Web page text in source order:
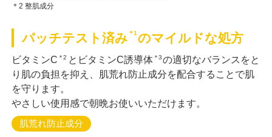
＊2 整肌成分
パッチテスト済み ＊1のマイルドな処方
ビタミンC ＊2 とビタミンC誘導体 ＊3の適切なバランスをと
り肌の負担を抑え、肌荒れ防止成分を配合することで肌
を守ります。
やさしい使用感で朝晩お使いいただけます。
肌荒れ防止成分